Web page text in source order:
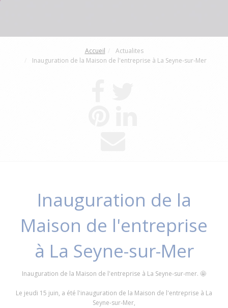
Accueil
Actualites
Inauguration de la Maison de l'entreprise à La Seyne-sur-Mer
Inauguration de la
Maison de l'entreprise
à La Seyne-sur-Mer
Inauguration de la Maison de l'entreprise à La Seyne-sur-mer. 🤩
Le jeudi 15 juin, a été l'inauguration de la Maison de l'entreprise à La
Seyne-sur-Mer,